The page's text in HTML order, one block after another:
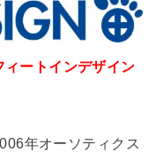
ィートインデザイン
年オーソティクス